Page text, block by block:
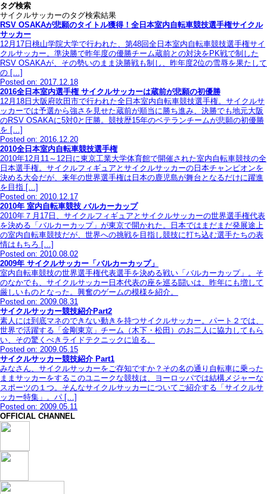
タグ検索
サイクルサッカーのタグ検索結果
RSV OSAKAが悲願のタイトル獲得！全日本室内自転車競技選手権サイクル
サッカー
12月17日桃山学院大学で行われた、第48回全日本室内自転車競技選手権サイ
クルサッカー。準決勝で昨年度の優勝チーム蔵前との対決をPK戦で制した
RSV OSAKAが、その勢いのまま決勝戦も制し、昨年度2位の雪辱を果たして
の […]
Posted on: 2017.12.18
2016全日本室内選手権 サイクルサッカーは蔵前が悲願の初優勝
12月18日大阪府吹田市で行われた全日本室内自転車競技選手権。サイクルサ
ッカーでは予選から強さを見せた蔵前が順当に勝ち進み、決勝でも地元大阪
のRSV OSAKAに5対0と圧勝。競技歴15年のベテランチームが悲願の初優勝
を […]
Posted on: 2016.12.20
2010全日本室内自転車競技選手権
2010年12月11～12日に東京工業大学体育館で開催された室内自転車競技の全
日本選手権。サイクルフィギュアとサイクルサッカーの日本チャンピオンを
決める大会だが、来年の世界選手権は日本の鹿児島が舞台となるだけに躍進
を目指 […]
Posted on: 2010.12.17
2010年 室内自転車競技 バルカーカップ
2010年７月17日、サイクルフィギュアとサイクルサッカーの世界選手権代表
を決める「バルカーカップ」が東京で開かれた。日本ではまだまだ発展途上
の室内自転車競技だが、世界への挑戦を目指し競技に打ち込む選手たちの表
情はもちろ […]
Posted on: 2010.08.02
2009年 サイクルサッカー「バルカーカップ」
室内自転車競技の世界選手権代表選手を決める戦い「バルカーカップ」。そ
のなかでも、サイクルサッカー日本代表の座を巡る闘いは、昨年にも増して
厳しいものとなった。興奮のゲームの模様を紹介。
Posted on: 2009.08.31
サイクルサッカー競技紹介Part2
素人には到底マネのできない動きを持つサイクルサッカー。パート２では、
世界で活躍する「金剛東京」チーム（木下・松田）のお二人に協力してもら
い、その驚くべきライドテクニックに迫る。
Posted on: 2009.05.15
サイクルサッカー競技紹介 Part1
みなさん、サイクルサッカーをご存知ですか？その名の通り自転車に乗った
ままサッカーをするこのユニークな競技は、ヨーロッパでは結構メジャーな
スポーツの１つ。そんなサイクルサッカーについてご紹介する「サイクルサ
ッカー特集」。パ […]
Posted on: 2009.05.11
OFFICIAL CHANNEL